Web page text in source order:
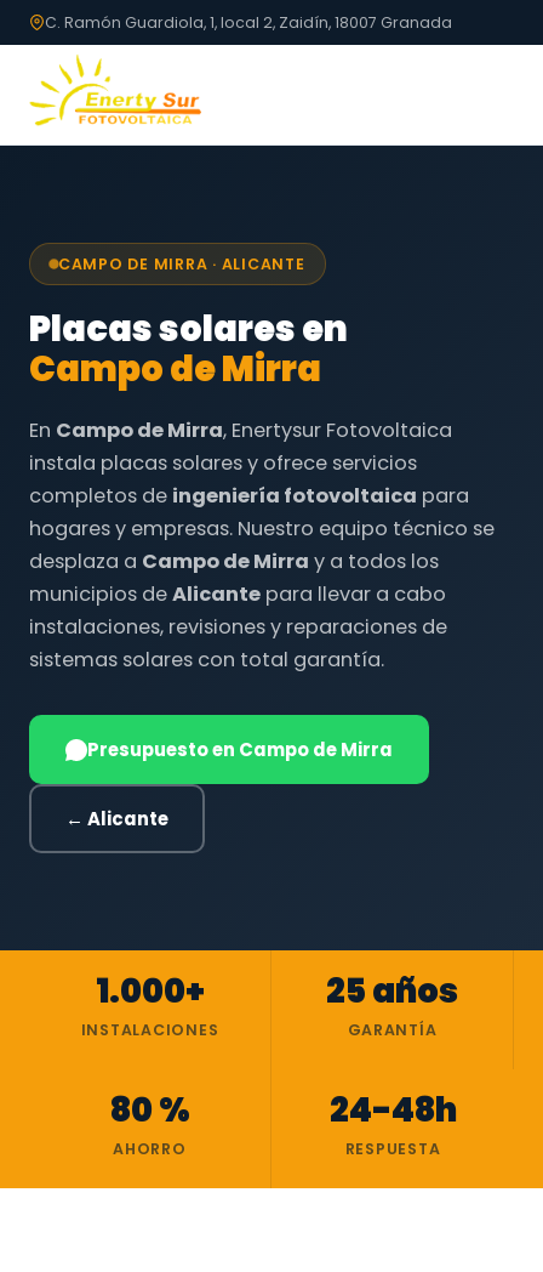
C. Ramón Guardiola, 1, local 2, Zaidín, 18007 Granada
CAMPO DE MIRRA · ALICANTE
Placas solares en
Campo de Mirra
En Campo de Mirra, Enertysur Fotovoltaica
instala placas solares y ofrece servicios
completos de ingeniería fotovoltaica para
hogares y empresas. Nuestro equipo técnico se
desplaza a Campo de Mirra y a todos los
municipios deAlicante para llevar a cabo
instalaciones, revisiones y reparaciones de
sistemas solares con total garantía.
Presupuesto en Campo de Mirra
← Alicante
1.000+
INSTALACIONES
25 años
GARANTÍA
80 %
AHORRO
24-48h
RESPUESTA